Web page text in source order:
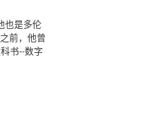
也是多伦
前，他曾
书--数字